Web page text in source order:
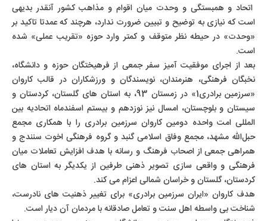
اتحاد و همبستگی و وحدت میان اقوام و مذاهب کشور آنقدر بدیهی
است که نیازی به توضیح و تبیین ضرورت ندارد، هرچند که عمدتا تاکید بر
«وحدت» در حیطه نظر متوقف و کمتر وارد حوزه «تقریب عملی» شده
است.
بعد از اجرای موفقیت آمیز سفر جمعی از فرهیختگان حوزه و دانشگاه،
نخبگان فرهنگی، هنرمندان، نویسندگان و ورزشکاران در قالب کاروان
«سرزمین برادری1» در زمستان 93، به استان های گلستان، کردستان و
سیستان و بلوچستان، امسال نیز نوزدهم و بیستم اسفندماه اتحادیه بین
المللی امت واحده دومین کاروان سرزمین برادری را با همکاری مجمع
حبل‌الله مشهد، مجمع وفاق اسلامی گنبد و گروه فرهنگی اخوت سنندج و
همراهی جمعی از اصحاب فرهنگ و رسانه با هدف افزایش تعاملات میان
فرهنگی و واقعی سازی تصویر ذهنی طرفین از یکدیگر به استان های
کردستان، گلستان و خراسان شمالی اعزام می کند.
هدف کاروان «ایران سرزمین برادری» برای تغییر ذهنیت های نادرست،
شناخت بی واسطه اهل سنت و تعامل صادقانه با مردمان آن دیار است.